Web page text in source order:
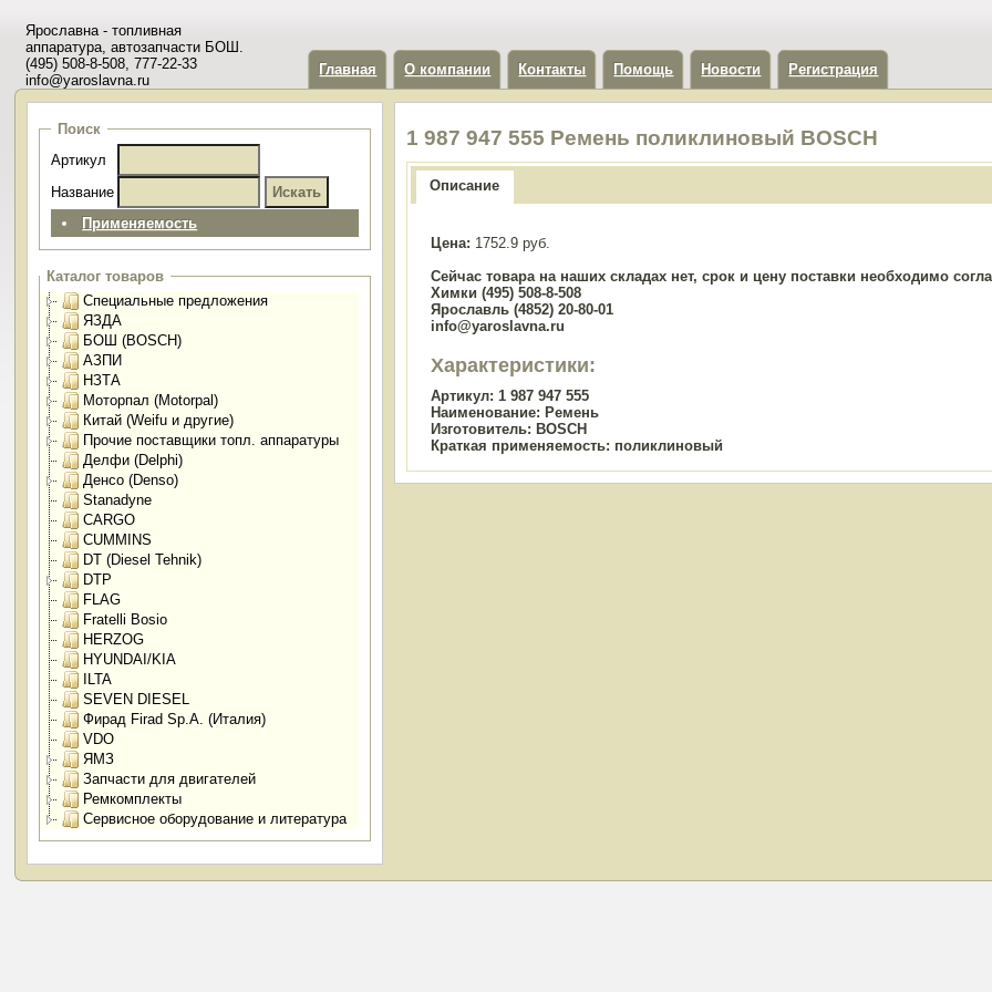
Ярославна - топливная
аппаратура, автозапчасти БОШ.
(495) 508-8-508, 777-22-33
info@yaroslavna.ru
Главная О компании Контакты Помощь Новости Регистрация
Поиск
Артикул
Название
Применяемость
Каталог товаров
Специальные предложения
ЯЗДА
БОШ (BOSCH)
АЗПИ
НЗТА
Моторпал (Motorpal)
Китай (Weifu и другие)
Прочие поставщики топл. аппаратуры
Делфи (Delphi)
Денсо (Denso)
Stanadyne
CARGO
CUMMINS
DT (Diesel Tehnik)
DTP
FLAG
Fratelli Bosio
HERZOG
HYUNDAI/KIA
ILTA
SEVEN DIESEL
Фирад Firad Sp.A. (Италия)
VDO
ЯМЗ
Запчасти для двигателей
Ремкомплекты
Сервисное оборудование и литература
1 987 947 555 Ремень поликлиновый BOSCH
Описание
Цена: 1752.9 руб.
Сейчас товара на наших складах нет, срок и цену поставки необходимо
Химки (495) 508-8-508
Ярославль (4852) 20-80-01
info@yaroslavna.ru
Характеристики:
Артикул: 1 987 947 555
Наименование: Ремень
Изготовитель: BOSCH
Краткая применяемость: поликлиновый